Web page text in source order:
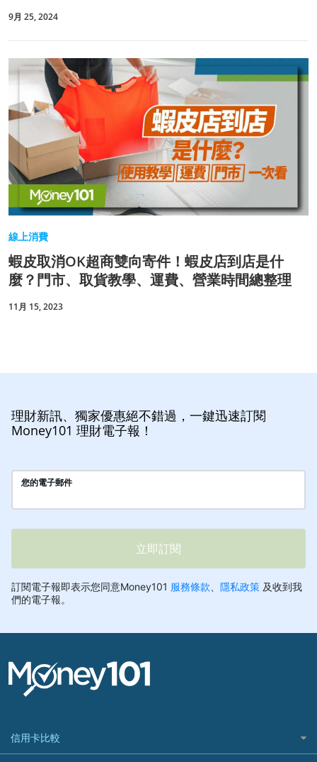
9月 25, 2024
線上消費
蝦皮取消OK超商雙向寄件！蝦皮店到店是什
麼？門市、取貨教學、運費、營業時間總整理
11月 15, 2023
理財新訊、獨家優惠絕不錯過，一鍵迅速訂閱
Money101 理財電子報！
信用卡比較